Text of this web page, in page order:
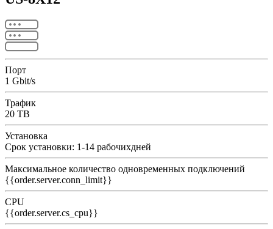
Порт
1 Gbit/s
Трафик
20 TB
Установка
Срок установки: 1-14 рабочихдней
Максимальное количество одновременных подключений
{{order.server.conn_limit}}
CPU
{{order.server.cs_cpu}}